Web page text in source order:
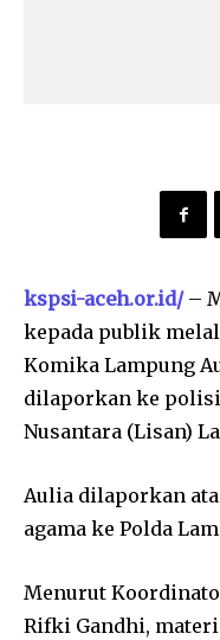
kspsi-aceh.or.id/–
kepada publik
Komika Lampung
dilaporkan ke
Nusantara (Lisan)
Aulia dilaporkan
agama ke Polda
Menurut
Rifki Gandhi,